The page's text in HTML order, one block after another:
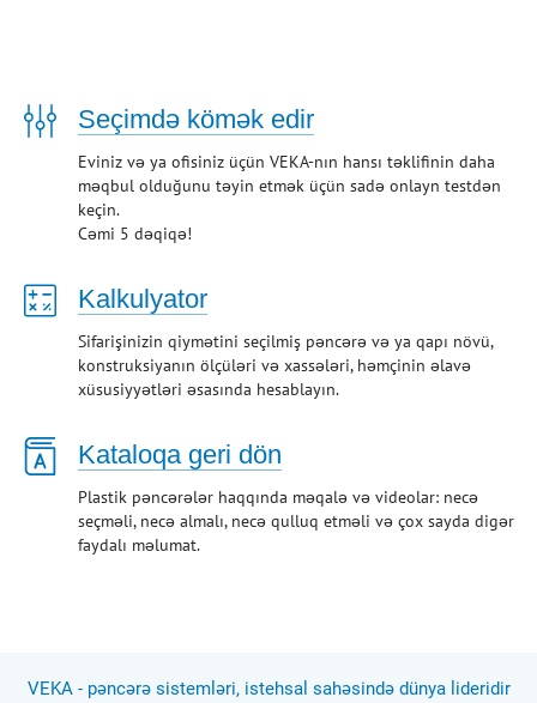
Seçimdə kömək edir
Eviniz və ya ofisiniz üçün VEKA-nın hansı təklifinin daha
məqbul olduğunu təyin etmək üçün sadə onlayn testdən
keçin.
Cəmi 5 dəqiqə!
Kalkulyator
Sifarişinizin qiymətini seçilmiş pəncərə və ya qapı növü,
konstruksiyanın ölçüləri və xassələri, həmçinin əlavə
xüsusiyyətləri əsasında hesablayın.
Kataloqa geri dön
Plastik pəncərələr haqqında məqalə və videolar: necə
seçməli, necə almalı, necə qulluq etməli və çox sayda digər
faydalı məlumat.
VEKA - pəncərə sistemləri, istehsal sahəsində dünya lideridir